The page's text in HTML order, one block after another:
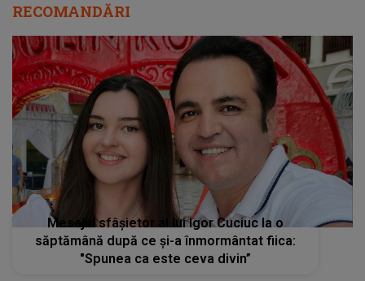
RECOMANDĂRI
Mesajul sfâșietor al lui Igor Cuciuc la o
săptămână după ce și-a înmormântat fiica:
"Spunea ca este ceva divin”